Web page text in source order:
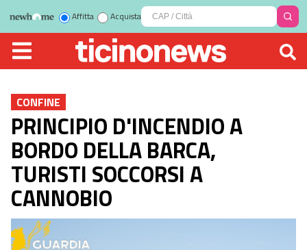
Affitta Acquista
CONFINE
PRINCIPIO D'INCENDIO A
BORDO DELLA BARCA,
TURISTI SOCCORSI A
CANNOBIO